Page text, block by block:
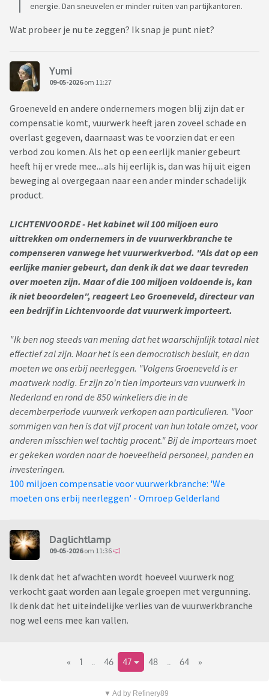
energie. Dan sneuvelen er minder ruiten van partijkantoren.
Wat probeer je nu te zeggen? Ik snap je punt niet?
Yumi
09-05-2026om 11:27
Groeneveld en andere ondernemers mogen blij zijn dat er
compensatie komt, vuurwerk heeft jaren zoveel schade en
overlast gegeven, daarnaast was te voorzien dat er een
verbod zou komen. Als het op een eerlijk manier gebeurt
heeft hij er vrede mee....als hij eerlijk is, dan was hij uit eigen
beweging al overgegaan naar een ander minder schadelijk
product.
LICHTENVOORDE - Het kabinet wil 100 miljoen euro
uittrekken om ondernemers in de vuurwerkbranche te
compenseren vanwege het vuurwerkverbod. "Als dat op een
eerlijke manier gebeurt, dan denk ik dat we daar tevreden
over moeten zijn. Maar of die 100 miljoen voldoende is, kan
ik niet beoordelen", reageert Leo Groeneveld, directeur van
een bedrijf in Lichtenvoorde dat vuurwerk importeert.
"Ik ben nog steeds van mening dat het waarschijnlijk totaal niet
effectief zal zijn. Maar het is een democratisch besluit, en dan
moeten we ons erbij neerleggen. "Volgens Groeneveld is er
maatwerk nodig. Er zijn zo'n tien importeurs van vuurwerk in
Nederland en rond de 850 winkeliers die in de
decemberperiode vuurwerk verkopen aan particulieren. "Voor
sommigen van hen is dat vijf procent van hun totale omzet, voor
anderen misschien wel tachtig procent." Bij de importeurs moet
er gekeken worden naar de hoeveelheid personeel, panden en
investeringen.
100 miljoen compensatie voor vuurwerkbranche: 'We
moeten ons erbij neerleggen' - Omroep Gelderland
Daglichtlamp
09-05-2026om 11:36
Ik denk dat het afwachten wordt hoeveel vuurwerk nog
verkocht gaat worden aan legale groepen met vergunning.
Ik denk dat het uiteindelijke verlies van de vuurwerkbranche
nog wel eens mee kan vallen.
« 1 46 47 48 64 »
▼ Ad by Refinery89